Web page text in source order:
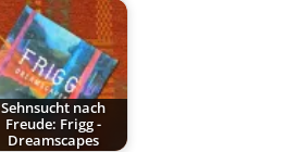
Sehnsucht nach
Freude: Frigg -
Dreamscapes